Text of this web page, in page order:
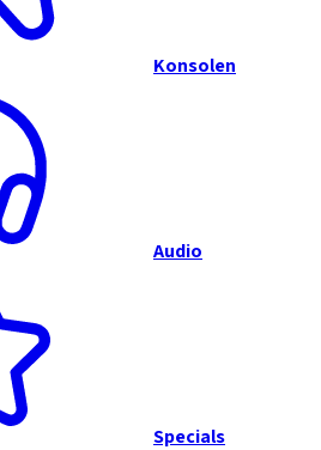
Konsolen
Audio
Specials